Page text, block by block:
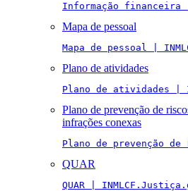
Informação financeira
Mapa de pessoal
Mapa de pessoal |
Plano de atividades
Plano de atividades |
Plano de prevenção de
infrações conexas
Plano de prevenção
QUAR
QUAR |